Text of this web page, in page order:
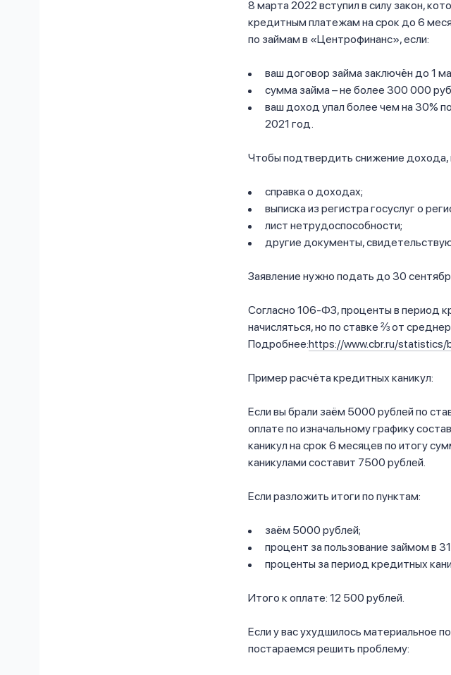
8 марта 2022 вступил в силу закон,
кредитным платежам на срок до 6
по займам в «Центрофинанс», если:
ваш договор займа заключён до 1
сумма займа – не более 300 000
ваш доход упал более чем на 30%
2021 год.
Чтобы подтвердить снижение дохода,
справка о доходах;
выписка из регистра госуслуг о
лист нетрудоспособности;
другие документы,
Заявление нужно подать до 30
Согласно 106-ФЗ, проценты в период
начисляться, но по ставке ⅔ от
Подробнее:https://www.cbr.ru/statistics/
Пример расчёта кредитных каникул:
Если вы брали заём 5000 рублей по
оплате по изначальному графику
каникул на срок 6 месяцев по итогу
каникулами составит 7500 рублей.
Если разложить итоги по пунктам:
заём 5000 рублей;
процент за пользование займом в
проценты за период кредитных
Итого к оплате: 12 500 рублей.
Если у вас ухудшилось материальное
постараемся решить проблему: